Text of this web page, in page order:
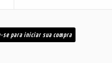
se para iniciar sua compra